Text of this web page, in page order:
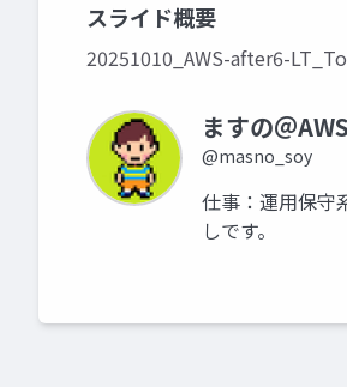
スライド概要
20251010_AWS-after6-
ますの＠
@masno_soy
仕事：運用保守
しです。